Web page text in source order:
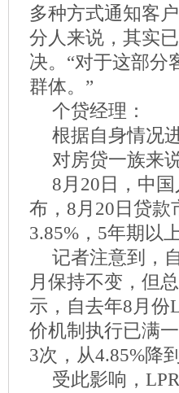
多种方式通知客
分人来说，其实
决。“对于这部分
群体。”
个贷经理：
根据自身情况
对房贷一族来
8月20日，中
布，8月20日贷款
3.85%，5年期以
记者注意到，
月保持不变，但
示，自去年8月份
价机制执行已满
3次，从4.85%降
受此影响，